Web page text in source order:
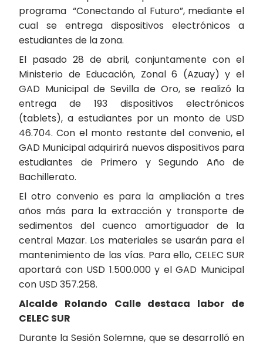
programa “Conectando al Futuro”, mediante el
cual se entrega dispositivos electrónicos a
estudiantes de la zona.
El pasado 28 de abril, conjuntamente con el
Ministerio de Educación, Zonal 6 (Azuay) y el
GAD Municipal de Sevilla de Oro, se realizó la
entrega de 193 dispositivos electrónicos
(tablets), a estudiantes por un monto de USD
46.704. Con el monto restante del convenio, el
GAD Municipal adquirirá nuevos dispositivos para
estudiantes de Primero y Segundo Año de
Bachillerato.
El otro convenio es para la ampliación a tres
años más para la extracción y transporte de
sedimentos del cuenco amortiguador de la
central Mazar. Los materiales se usarán para el
mantenimiento de las vías. Para ello, CELEC SUR
aportará con USD 1.500.000 y el GAD Municipal
con USD 357.258.
Alcalde Rolando Calle destaca labor de
CELEC SUR
Durante la Sesión Solemne, que se desarrolló en